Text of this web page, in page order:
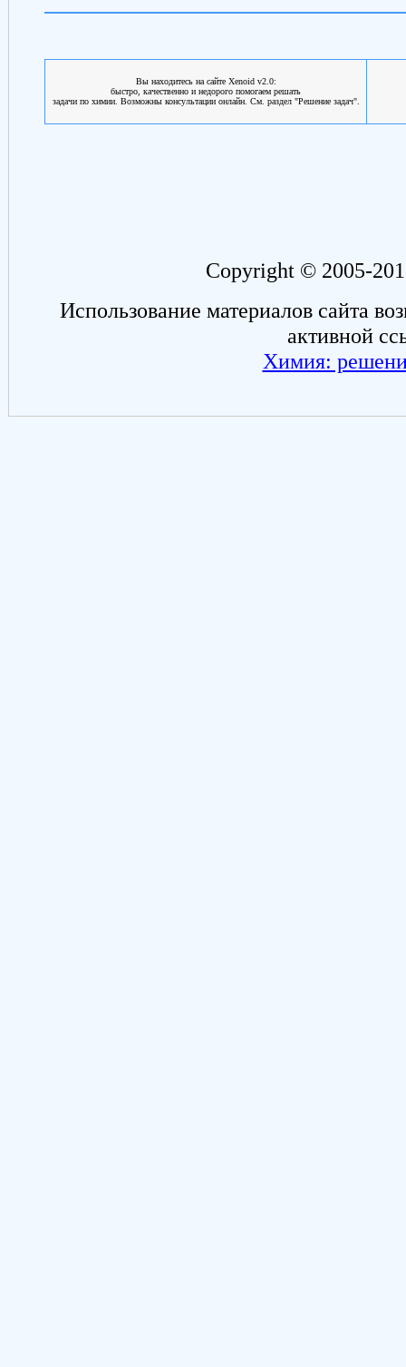
Вы находитесь на сайте Xenoid v2.0:
быстро, качественно и недорого помогаем решать
задачи по химии. Возможны консультации онлайн. См. раздел "Решение задач".
Copyright © 2005-
Использование материалов сайта
активной
Химия: